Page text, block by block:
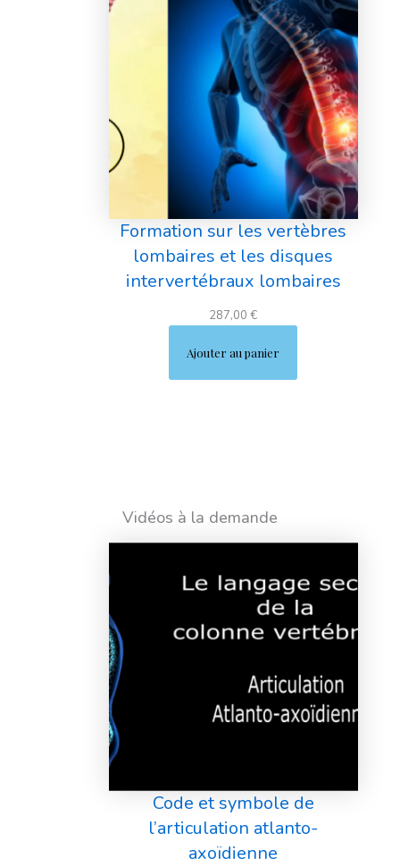
Formation sur les vertèbres
lombaires et les disques
intervertébraux lombaires
287,00€
Ajouter au panier
Vidéos à la demande
Code et symbole de
l’articulation atlanto-
axoïdienne